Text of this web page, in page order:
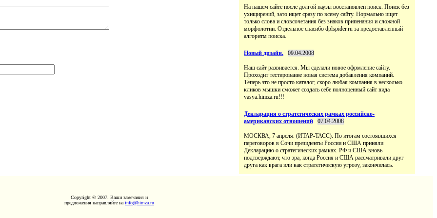
На нашем сайте после долгой паузы восстановлен поиск. Поиск без
ухищирений, зато ищет сразу по всему сайту. Нормально ищет
только слова и словсочетания без знаков припенания и сложной
морфолотии. Отдельное спасибо dplspider.ru за предоставленный
алгоритм поиска.
Новый дизайн. 09.04.2008
Наш сайт развивается. Мы сделали новое офрмление сайту.
Проходит тестирование новая система добавления компаний.
Теперь это не просто каталог, скоро любая компания в несколько
кликов мышки сможет создать себе полноценный сайт вида
vasya.himza.ru!!!
Декларация о стратегических рамках российско-
американских отношений
07.04.2008
МОСКВА, 7 апреля. (ИТАР-ТАСС). По итогам состоявшихся
переговоров в Сочи президенты России и США приняли
Декларацию о стратегических рамках. РФ и США вновь
подтверждают, что эра, когда Россия и США рассматривали друг
друга как врага или как стратегическую угрозу, закончилась.
Copyright © 2007. Ваши замечания и
предложения направляйте на info@himza.ru